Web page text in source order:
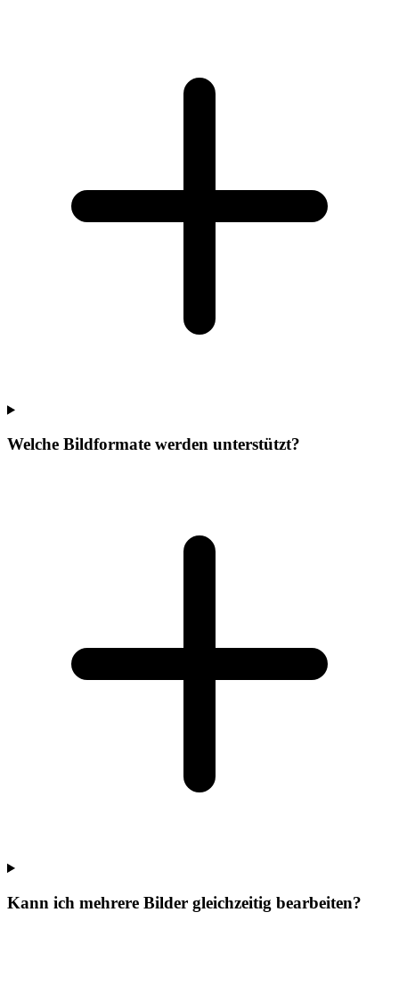
Welche Bildformate werden unterstützt?
Kann ich mehrere Bilder gleichzeitig bearbeiten?